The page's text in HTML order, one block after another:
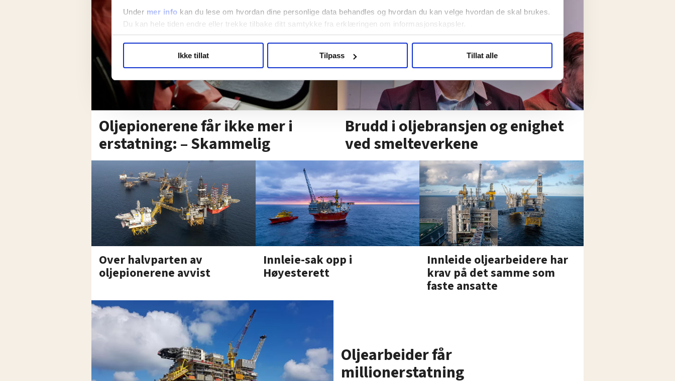
Under mer info kan du lese om hvordan dine personlige data behandles og hvordan du kan velge hvordan de skal brukes.
Du kan hele tiden endre eller trekke tilbake ditt samtykke fra erklæringen om informasjonskapsler.
hvordan våre nettsider blir brukt slik at vi tilby relevant innhold, tilpassede annonser og utarbeide statistikk.
annonsering. Disse er angitt i oversikten lengre ned på denne siden.
Ikke tillat Tilpass Tillat alle
Oljepionerene får ikke mer i
erstatning: – Skammelig
Brudd i oljebransjen og enighet
ved smelteverkene
Over halvparten av
oljepionerene avvist
Innleie-sak opp i
Høyesterett
Innleide oljearbeidere har
krav på det samme som
faste ansatte
Oljearbeider får
millionerstatning